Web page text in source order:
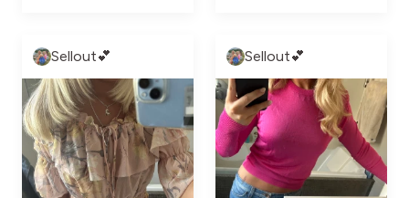
Sellout💕 Sellout💕